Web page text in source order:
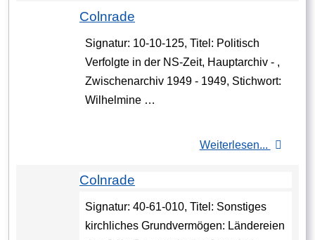
Colnrade
Signatur: 10-10-125, Titel: Politisch
Verfolgte in der NS-Zeit, Hauptarchiv - ,
Zwischenarchiv 1949 - 1949, Stichwort:
Wilhelmine …
Weiterlesen...
Colnrade
Signatur: 40-61-010, Titel: Sonstiges
kirchliches Grundvermögen: Ländereien